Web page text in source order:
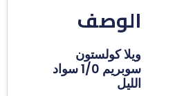
الوصف
ويلا كولستون
سوبريم 1/0 سواد
الليل